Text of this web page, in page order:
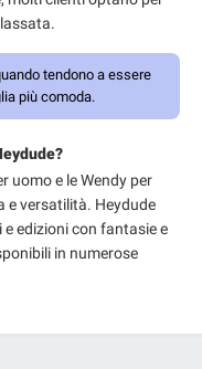
tendono a essere
più comoda.
uomo e le Wendy per
e versatilità. Heydude
edizioni con fantasie e
in numerose